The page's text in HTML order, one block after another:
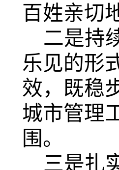
百姓亲切
二是持
乐见的形
效，既稳
城市管理
围。
三是扎